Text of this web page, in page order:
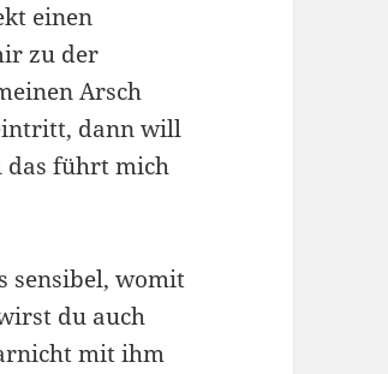
einen
zu der
Arsch
dann will
das führt mich
sensibel, womit
du auch
mit ihm